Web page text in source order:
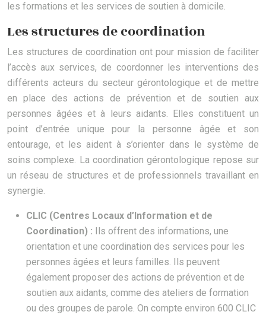
les formations et les services de soutien à domicile.
Les structures de coordination
Les structures de coordination ont pour mission de faciliter
l’accès aux services, de coordonner les interventions des
différents acteurs du secteur gérontologique et de mettre
en place des actions de prévention et de soutien aux
personnes âgées et à leurs aidants. Elles constituent un
point d’entrée unique pour la personne âgée et son
entourage, et les aident à s’orienter dans le système de
soins complexe. La coordination gérontologique repose sur
un réseau de structures et de professionnels travaillant en
synergie.
CLIC (Centres Locaux d’Information et de
Coordination) :
Ils offrent des informations, une
orientation et une coordination des services pour les
personnes âgées et leurs familles. Ils peuvent
également proposer des actions de prévention et de
soutien aux aidants, comme des ateliers de formation
ou des groupes de parole. On compte environ 600 CLIC